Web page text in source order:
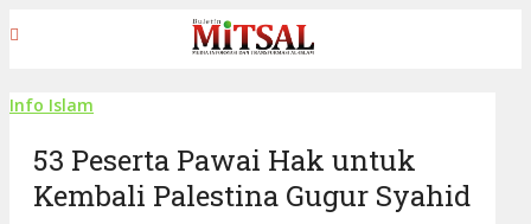
Info Islam
53 Peserta Pawai Hak untuk
Kembali Palestina Gugur Syahid